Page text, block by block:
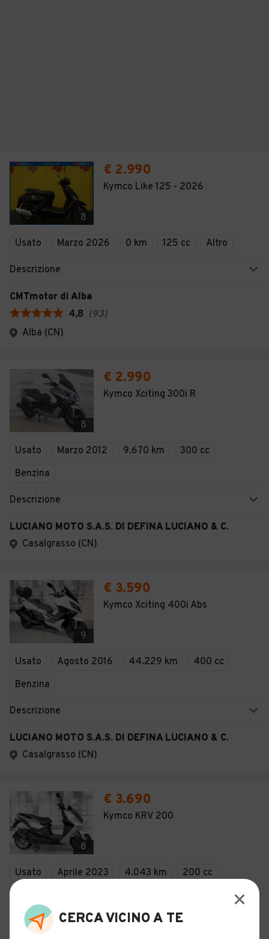
8
€ 2.990
Kymco Like 125 - 2026
Usato Marzo 2026 0 km 125 cc Altro
Descrizione
CMTmotor di Alba
4,8 (93)
Alba (CN)
8
€ 2.990
Kymco Xciting 300i R
Usato Marzo 2012 9.670 km
300 cc
Benzina
Descrizione
LUCIANO MOTO S.A.S. DI DEFINA LUCIANO & C.
Casalgrasso (CN)
9
€ 3.590
Kymco Xciting 400i Abs
Usato Agosto 2016 44.229 km
400 cc
Benzina
Descrizione
LUCIANO MOTO S.A.S. DI DEFINA LUCIANO & C.
Casalgrasso (CN)
8
€ 3.690
Kymco KRV 200
Usato Aprile 2023 4.043 km
200 cc
DescrizioneCERCA VICINO A TE